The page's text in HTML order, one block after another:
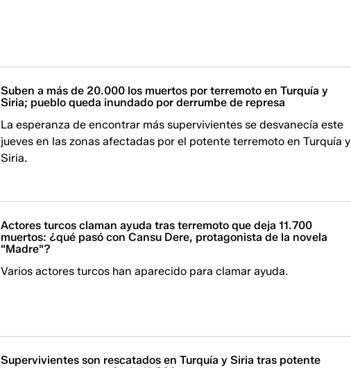
Suben a más de 20.000 los muertos por terremoto en Turquía y
Siria; pueblo queda inundado por derrumbe de represa
La esperanza de encontrar más supervivientes se desvanecía este
jueves en las zonas afectadas por el potente terremoto en Turquía y
Siria.
Actores turcos claman ayuda tras terremoto que deja 11.700
muertos: ¿qué pasó con Cansu Dere, protagonista de la novela
"Madre"?
Varios actores turcos han aparecido para clamar ayuda.
Supervivientes son rescatados en Turquía y Siria tras potente